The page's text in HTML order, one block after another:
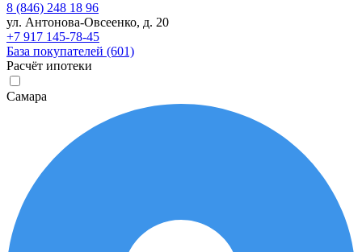
8 (846) 248 18 96
ул. Антонова-Овсеенко, д. 20
+7 917 145-78-45
База покупателей (601)
Расчёт ипотеки
Самара